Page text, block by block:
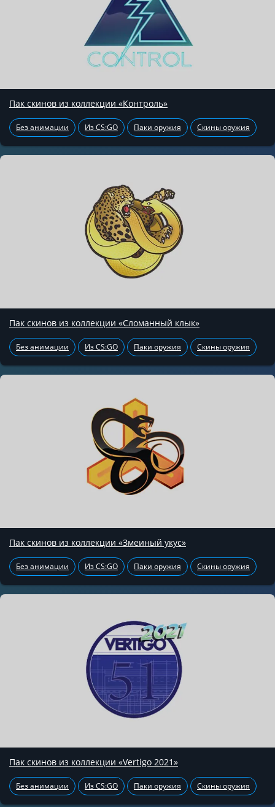
Пак скинов из коллекции «Контроль»
Без анимации Из CS:GO Паки оружия Скины оружия
Пак скинов из коллекции «Сломанный клык»
Без анимации Из CS:GO Паки оружия Скины оружия
Пак скинов из коллекции «Змеиный укус»
Без анимации Из CS:GO Паки оружия Скины оружия
Пак скинов из коллекции «Vertigo 2021»
Без анимации Из CS:GO Паки оружия Скины оружия